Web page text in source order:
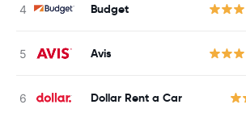
Budget
Avis
Dollar Rent a Car